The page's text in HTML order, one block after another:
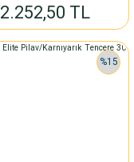
2.252,50 TL
%15